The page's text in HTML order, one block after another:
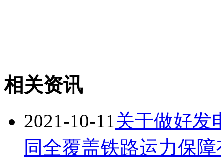
相关资讯
2021-10-11关于做好发
同全覆盖铁路运力保